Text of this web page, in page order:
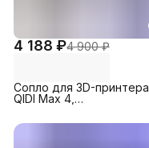
4 188 ₽4 900 ₽
Сопло для 3D-принтера
QIDI Max 4,
шт)